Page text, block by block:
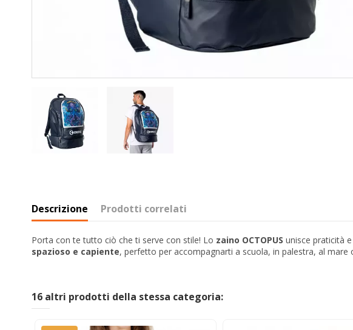
Descrizione Prodotti correlati
Porta con te tutto ciò che ti serve con stile! Lo zaino OCTOPUS unisce praticità
spazioso e capiente, perfetto per accompagnarti a scuola, in palestra, al mare
16 altri prodotti della stessa categoria: